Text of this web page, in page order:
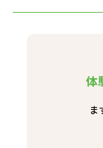
体
ま